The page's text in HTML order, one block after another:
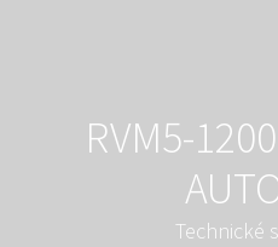
RVM5-
Technické